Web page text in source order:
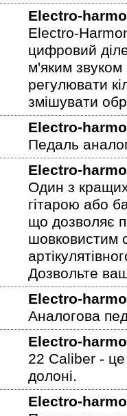
Electro-
Electro-
цифровий
м'яким
регулювати
змішувати
Electro-
Педаль
Electro-
Один з
гітарою або
що дозволяє
шовковистим
Дозвольте
Electro-
Аналогова
Electro-
22 Caliber - це
долоні.
Electro-